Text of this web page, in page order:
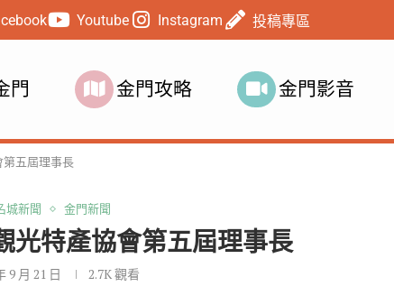
Youtube Instagram 投稿專區
門 金門攻略 金門影音
五屆理事長
城新聞 金門新聞
光特產協會第五屆理事長
9 月 21 日 2.7K觀看